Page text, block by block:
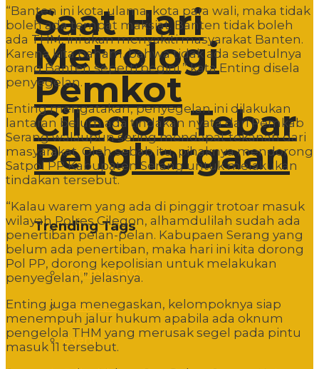
Saat Hari
Metrologi
Pemkot
Cilegon Tebar
Penghargaan
Trending Tags
Commentary
Featured
Event
“Banten ini kota ulama, kota para wali, maka tidak
boleh ada tempat maksiat. Banten tidak boleh
ada THM, ini akan menyakiti masyarakat Banten.
Karena kita paham, bahwa tidak ada sebetulnya
orang Banten seperti begini,” kata Enting disela
penyegelan.
Enting mengatakan, penyegelan ini dilakukan
lantaran belum ada tindakan nyata dari Pemkab
Serang walaupun sering mendapat tekanan dari
masyarakat. Oleh sebab itu, pihaknya mendorong
Satpol PP Kabupaten Serang untuk melakukan
tindakan tersebut.
“Kalau warem yang ada di pinggir trotoar masuk
wilayah Polres Cilegon, alhamdulilah sudah ada
penertiban pelan-pelan. Kabupaen Serang yang
belum ada penertiban, maka hari ini kita dorong
Pol PP, dorong kepolisian untuk melakukan
penyegelan,” jelasnya.
Enting juga menegaskan, kelompoknya siap
menempuh jalur hukum apabila ada oknum
pengelola THM yang merusak segel pada pintu
masuk 11 tersebut.